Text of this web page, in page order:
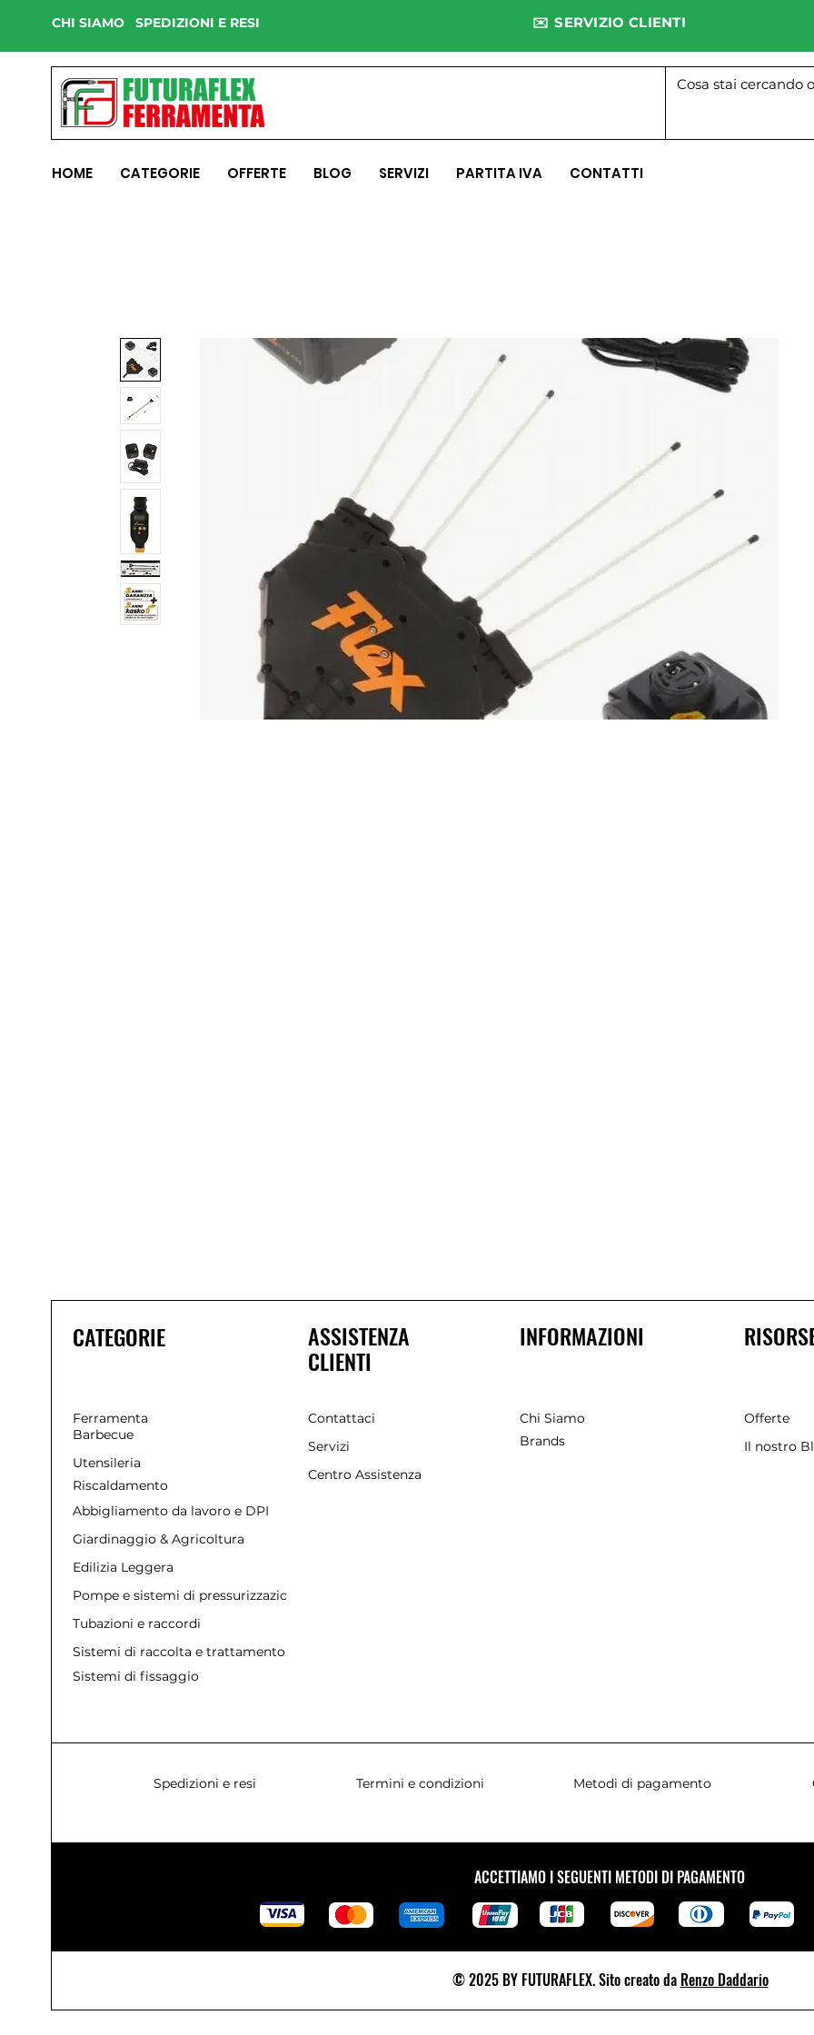
CHI SIAMO SPEDIZIONI E RESI ✉️ SERVIZIO CLIENTI
HOME CATEGORIE OFFERTE BLOG SERVIZI PARTITA IVA CONTATTI
CATEGORIE
Ferramenta
Barbecue
Utensileria
Riscaldamento
Abbigliamento da lavoro e DPI
Giardinaggio & Agricoltura
Edilizia Leggera
Pompe e sistemi di pressurizzazione
Tubazioni e raccordi
Sistemi di raccolta e trattamento acque
Sistemi di fissaggio
ASSISTENZA
CLIENTI
Contattaci
Servizi
Centro Assistenza
INFORMAZIONI
Chi Siamo
Brands
Offerte
Il nostro
Spedizioni e resi Termini e condizioni Metodi di pagamento
ACCETTIAMO I SEGUENTI METODI DI PAGAMENTO
© 2025 BY FUTURAFLEX. Sito creato da Renzo Daddario